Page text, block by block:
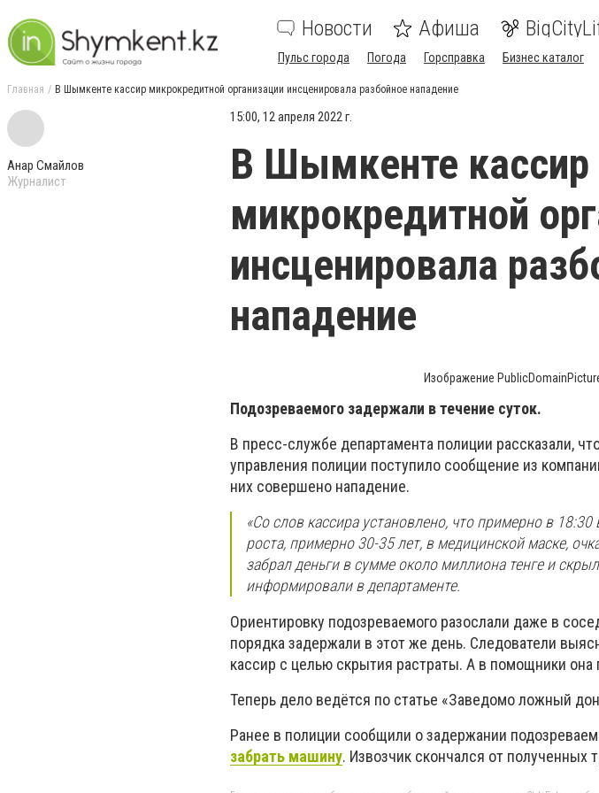
Новости Афиша
Пульс города Погода Горсправка Бизнес каталог
Главная В Шымкенте кассир микрокредитной организации инсценировала разбойное нападение
Анар Смайлов
Журналист
15:00, 12 апреля 2022 г.
В Шымкенте кассир
микрокредитной
инсценировала
нападение
Изображение
Подозреваемого задержали в течение суток.
В пресс-службе департамента полиции рассказали,
управления полиции поступило сообщение из
них совершено нападение.
«Со слов кассира установлено, что примерно в
роста, примерно 30-35 лет, в медицинской маске,
забрал деньги в сумме около миллиона тенге и
информировали в департаменте.
Ориентировку подозреваемого разослали даже в
порядка задержали в этот же день. Следователи
кассир с целью скрытия растраты. А в помощники она
Теперь дело ведётся по статье «Заведомо ложный
Ранее в полиции сообщили о задержании
забрать машину. Извозчик скончался от полученных